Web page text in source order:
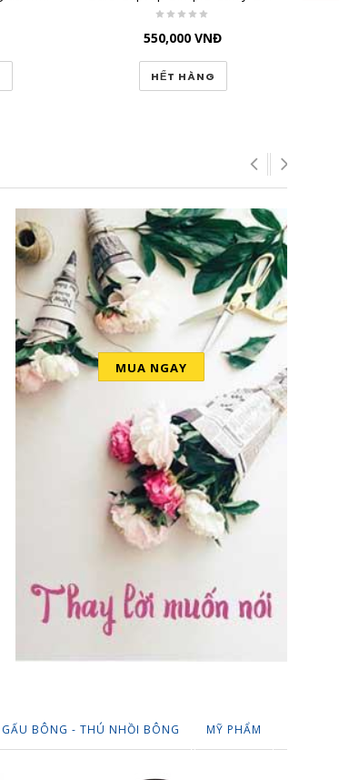
550,000 VNĐ
HẾT HÀNG
MUA NGAY
Robo Trái Cây DC002
255,000VNĐ
THÊM VÀO GIỎ
GẤU BÔNG - THÚ NHỒI BÔNG MỸ PHẨM